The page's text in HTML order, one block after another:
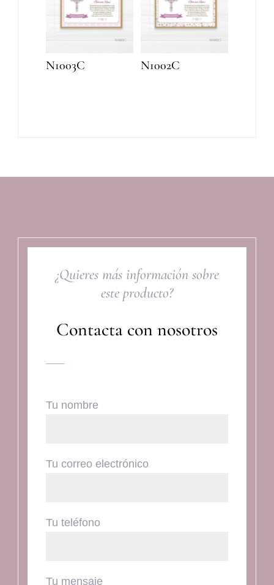
N1003C N1002C
¿Quieres más información sobre
este producto?
Contacta con nosotros
Tu nombre
Tu correo electrónico
Tu teléfono
Tu mensaje